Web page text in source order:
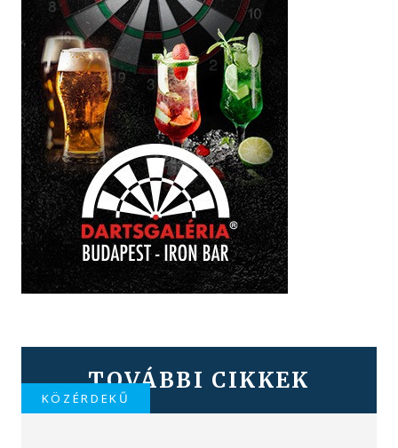
TOVÁBBI CIKKEK
KÖZÉRDEKŰ